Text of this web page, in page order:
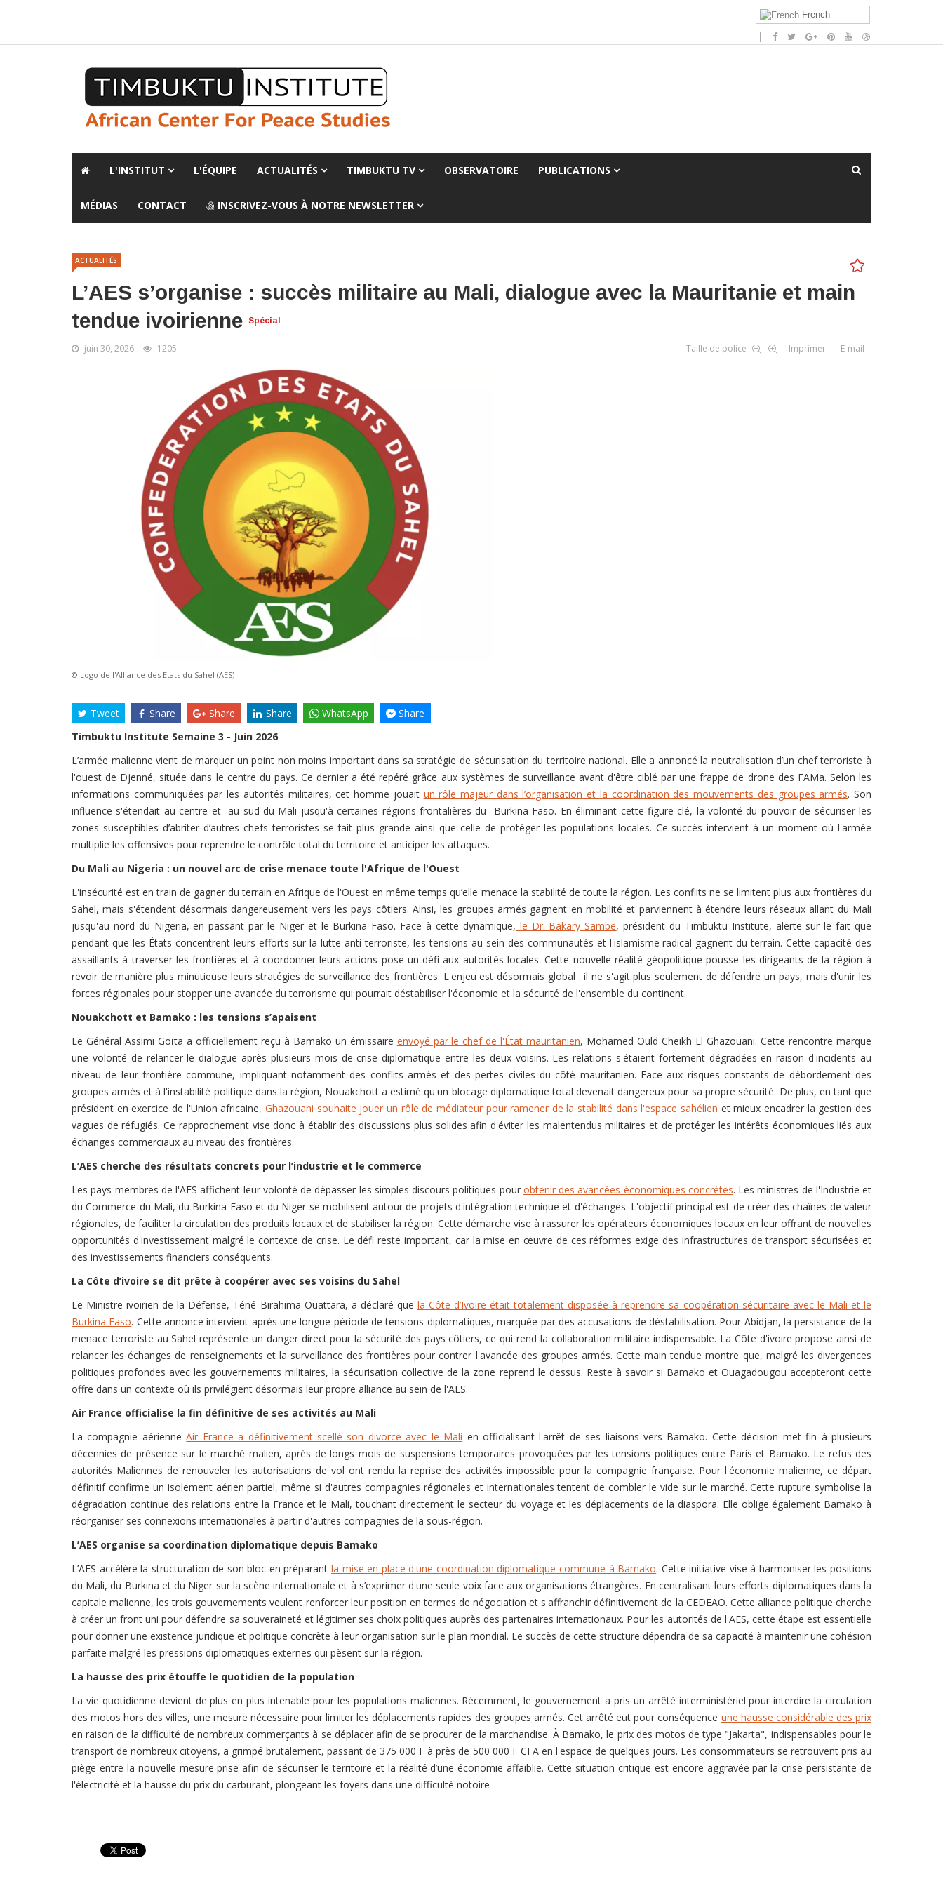
French
L'INSTITUT L'ÉQUIPE ACTUALITÉS TIMBUKTU TV OBSERVATOIRE PUBLICATIONS
MÉDIAS CONTACT INSCRIVEZ-VOUS À NOTRE NEWSLETTER
ACTUALITÉS
L’AES s’organise : succès militaire au Mali, dialogue avec la Mauritanie et main
tendue ivoirienne Spécial
juin 30, 2026 1205 Taille de police Imprimer E-mail
© Logo de l'Alliance des Etats du Sahel (AES)
Tweet Share Share Share WhatsApp
Share
Timbuktu Institute Semaine 3 - Juin 2026
L’armée malienne vient de marquer un point non moins important dans sa stratégie de sécurisation du territoire national. Elle a annoncé la neutralisation d’un chef terroriste à
l'ouest de Djenné, située dans le centre du pays. Ce dernier a été repéré grâce aux systèmes de surveillance avant d'être ciblé par une frappe de drone des FAMa. Selon les
informations communiquées par les autorités militaires, cet homme jouait un rôle majeur dans l’organisation et la coordination des mouvements des groupes armés. Son
influence s'étendait au centre et au sud du Mali jusqu'à certaines régions frontalières du Burkina Faso. En éliminant cette figure clé, la volonté du pouvoir de sécuriser les
zones susceptibles d’abriter d’autres chefs terroristes se fait plus grande ainsi que celle de protéger les populations locales. Ce succès intervient à un moment où l'armée
multiplie les offensives pour reprendre le contrôle total du territoire et anticiper les attaques.
Du Mali au Nigeria : un nouvel arc de crise menace toute l'Afrique de l'Ouest
L'insécurité est en train de gagner du terrain en Afrique de l'Ouest en même temps qu’elle menace la stabilité de toute la région. Les conflits ne se limitent plus aux frontières du
Sahel, mais s'étendent désormais dangereusement vers les pays côtiers. Ainsi, les groupes armés gagnent en mobilité et parviennent à étendre leurs réseaux allant du Mali
jusqu'au nord du Nigeria, en passant par le Niger et le Burkina Faso. Face à cette dynamique, le Dr. Bakary Sambe, président du Timbuktu Institute, alerte sur le fait que
pendant que les États concentrent leurs efforts sur la lutte anti-terroriste, les tensions au sein des communautés et l'islamisme radical gagnent du terrain. Cette capacité des
assaillants à traverser les frontières et à coordonner leurs actions pose un défi aux autorités locales. Cette nouvelle réalité géopolitique pousse les dirigeants de la région à
revoir de manière plus minutieuse leurs stratégies de surveillance des frontières. L'enjeu est désormais global : il ne s'agit plus seulement de défendre un pays, mais d'unir les
forces régionales pour stopper une avancée du terrorisme qui pourrait déstabiliser l'économie et la sécurité de l'ensemble du continent.
Nouakchott et Bamako : les tensions s’apaisent
Le Général Assimi Goïta a officiellement reçu à Bamako un émissaire envoyé par le chef de l'État mauritanien, Mohamed Ould Cheikh El Ghazouani. Cette rencontre marque
une volonté de relancer le dialogue après plusieurs mois de crise diplomatique entre les deux voisins. Les relations s'étaient fortement dégradées en raison d'incidents au
niveau de leur frontière commune, impliquant notamment des conflits armés et des pertes civiles du côté mauritanien. Face aux risques constants de débordement des
groupes armés et à l'instabilité politique dans la région, Nouakchott a estimé qu'un blocage diplomatique total devenait dangereux pour sa propre sécurité. De plus, en tant que
président en exercice de l'Union africaine, Ghazouani souhaite jouer un rôle de médiateur pour ramener de la stabilité dans l'espace sahélien et mieux encadrer la gestion des
vagues de réfugiés. Ce rapprochement vise donc à établir des discussions plus solides afin d'éviter les malentendus militaires et de protéger les intérêts économiques liés aux
échanges commerciaux au niveau des frontières.
L’AES cherche des résultats concrets pour l’industrie et le commerce
Les pays membres de l'AES affichent leur volonté de dépasser les simples discours politiques pour obtenir des avancées économiques concrètes. Les ministres de l'Industrie et
du Commerce du Mali, du Burkina Faso et du Niger se mobilisent autour de projets d'intégration technique et d'échanges. L'objectif principal est de créer des chaînes de valeur
régionales, de faciliter la circulation des produits locaux et de stabiliser la région. Cette démarche vise à rassurer les opérateurs économiques locaux en leur offrant de nouvelles
opportunités d'investissement malgré le contexte de crise. Le défi reste important, car la mise en œuvre de ces réformes exige des infrastructures de transport sécurisées et
des investissements financiers conséquents.
La Côte d’ivoire se dit prête à coopérer avec ses voisins du Sahel
Le Ministre ivoirien de la Défense, Téné Birahima Ouattara, a déclaré que la Côte d’Ivoire était totalement disposée à reprendre sa coopération sécuritaire avec le Mali et le
Burkina Faso. Cette annonce intervient après une longue période de tensions diplomatiques, marquée par des accusations de déstabilisation. Pour Abidjan, la persistance de la
menace terroriste au Sahel représente un danger direct pour la sécurité des pays côtiers, ce qui rend la collaboration militaire indispensable. La Côte d'ivoire propose ainsi de
relancer les échanges de renseignements et la surveillance des frontières pour contrer l'avancée des groupes armés. Cette main tendue montre que, malgré les divergences
politiques profondes avec les gouvernements militaires, la sécurisation collective de la zone reprend le dessus. Reste à savoir si Bamako et Ouagadougou accepteront cette
offre dans un contexte où ils privilégient désormais leur propre alliance au sein de l'AES.
Air France officialise la fin définitive de ses activités au Mali
La compagnie aérienneAir France a définitivement scellé son divorce avec le Mali en officialisant l'arrêt de ses liaisons vers Bamako. Cette décision met fin à plusieurs
décennies de présence sur le marché malien, après de longs mois de suspensions temporaires provoquées par les tensions politiques entre Paris et Bamako. Le refus des
autorités Maliennes de renouveler les autorisations de vol ont rendu la reprise des activités impossible pour la compagnie française. Pour l'économie malienne, ce départ
définitif confirme un isolement aérien partiel, même si d'autres compagnies régionales et internationales tentent de combler le vide sur le marché. Cette rupture symbolise la
dégradation continue des relations entre la France et le Mali, touchant directement le secteur du voyage et les déplacements de la diaspora. Elle oblige également Bamako à
réorganiser ses connexions internationales à partir d'autres compagnies de la sous-région.
L’AES organise sa coordination diplomatique depuis Bamako
L’AES accélère la structuration de son bloc en préparantla mise en place d'une coordination diplomatique commune à Bamako. Cette initiative vise à harmoniser les positions
du Mali, du Burkina et du Niger sur la scène internationale et à s’exprimer d'une seule voix face aux organisations étrangères. En centralisant leurs efforts diplomatiques dans la
capitale malienne, les trois gouvernements veulent renforcer leur position en termes de négociation et s'affranchir définitivement de la CEDEAO. Cette alliance politique cherche
à créer un front uni pour défendre sa souveraineté et légitimer ses choix politiques auprès des partenaires internationaux. Pour les autorités de l'AES, cette étape est essentielle
pour donner une existence juridique et politique concrète à leur organisation sur le plan mondial. Le succès de cette structure dépendra de sa capacité à maintenir une cohésion
parfaite malgré les pressions diplomatiques externes qui pèsent sur la région.
La hausse des prix étouffe le quotidien de la population
La vie quotidienne devient de plus en plus intenable pour les populations maliennes. Récemment, le gouvernement a pris un arrêté interministériel pour interdire la circulation
des motos hors des villes, une mesure nécessaire pour limiter les déplacements rapides des groupes armés. Cet arrêté eut pour conséquence une hausse considérable des prix
en raison de la difficulté de nombreux commerçants à se déplacer afin de se procurer de la marchandise. À Bamako, le prix des motos de type "Jakarta", indispensables pour le
transport de nombreux citoyens, a grimpé brutalement, passant de 375 000 F à près de 500 000 F CFA en l'espace de quelques jours. Les consommateurs se retrouvent pris au
piège entre la nouvelle mesure prise afin de sécuriser le territoire et la réalité d’une économie affaiblie. Cette situation critique est encore aggravée par la crise persistante de
l'électricité et la hausse du prix du carburant, plongeant les foyers dans une difficulté notoire